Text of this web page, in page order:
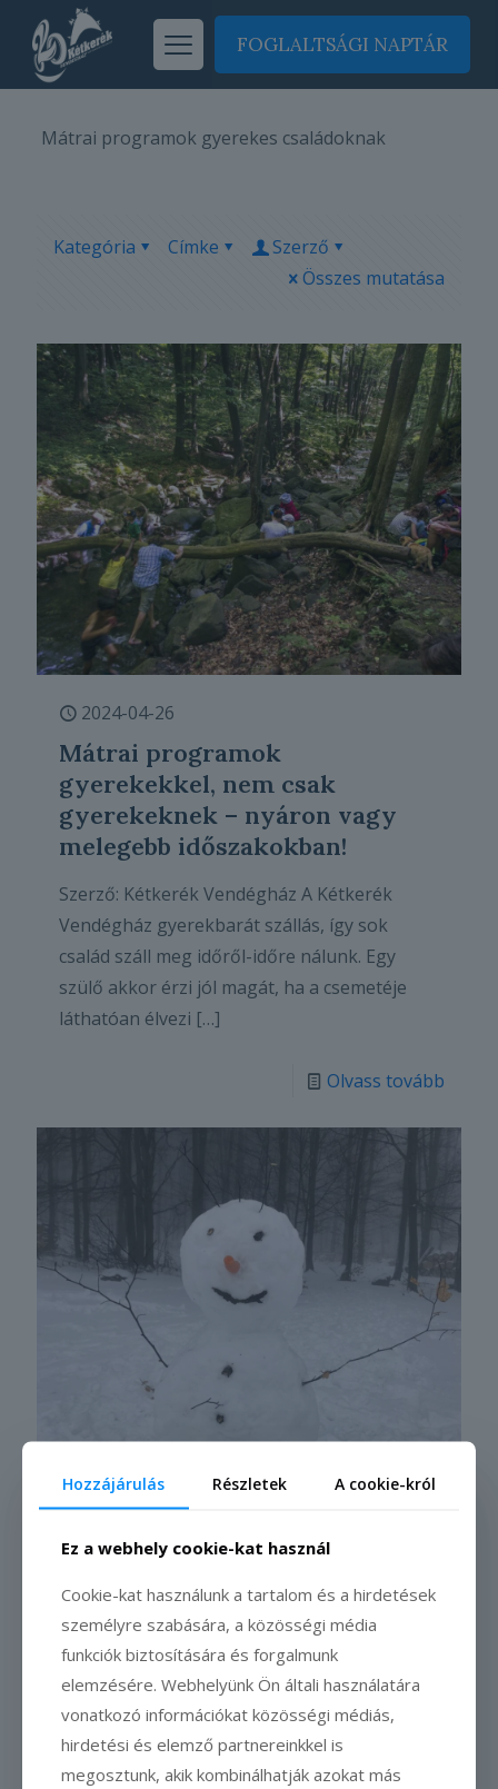
FOGLALTSÁGI NAPTÁR
Mátrai programok gyerekes családoknak
Kategória Címke
Szerző
Összes mutatása
2024-04-26
Mátrai programok
gyerekekkel, nem csak
gyerekeknek – nyáron vagy
melegebb időszakokban!
Szerző: Kétkerék Vendégház A Kétkerék
Vendégház gyerekbarát szállás, így sok
család száll meg időről-időre nálunk. Egy
szülő akkor érzi jól magát, ha a csemetéje
láthatóan élvezi […]
Olvass tovább
2023-01-26
Havazás – Hol lehet szánkózni a
Szerző: Kétkerék Vendégház Havazás a
Mátrában – szuper helyek szánkózáshoz a
Mátrában Az utóbbi 5 évben nagyrészt
elkerülték a Felső-Mátrát is a kiadós
havazást hozó felhők.[…]
Hozzájárulás Részletek A cookie-król
Ez a webhely cookie-kat használ
Cookie-kat használunk a tartalom és a hirdetések
személyre szabására, a közösségi média
funkciók biztosítására és forgalmunk
elemzésére. Webhelyünk Ön általi használatára
vonatkozó információkat közösségi médiás,
hirdetési és elemző partnereinkkel is
megosztunk, akik kombinálhatják azokat más